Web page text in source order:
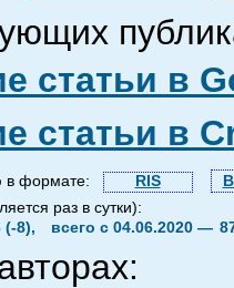
статьи в
статьи в
в формате: RIS
раз в сутки):
(-8), всего с 04.06.2020 —